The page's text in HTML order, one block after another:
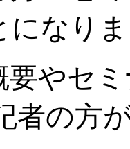
になりま
要やセ
者の方